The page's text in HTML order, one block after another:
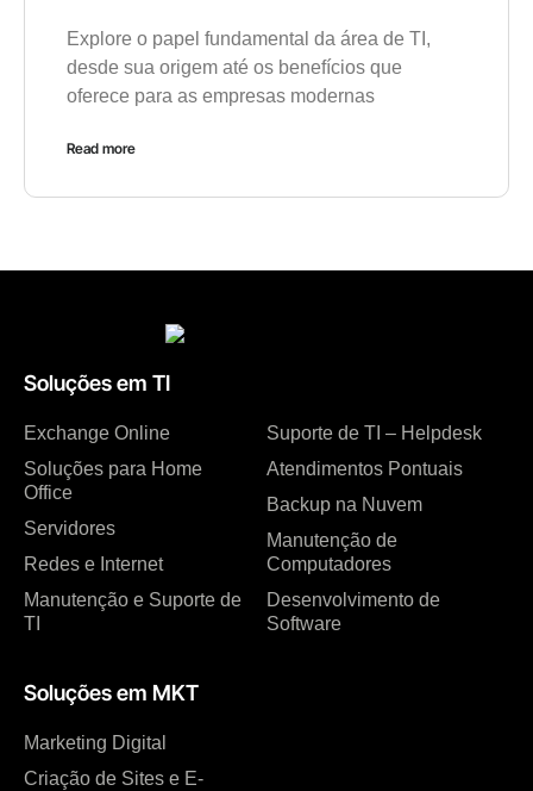
Explore o papel fundamental da área de TI,
desde sua origem até os benefícios que
oferece para as empresas modernas
Read more
Soluções em TI
Exchange Online
Soluções para Home
Office
Servidores
Redes e Internet
Manutenção e Suporte de
TI
Suporte de TI – Helpdesk
Atendimentos Pontuais
Backup na Nuvem
Manutenção de
Computadores
Desenvolvimento de
Software
Soluções em MKT
Marketing Digital
Criação de Sites e E-